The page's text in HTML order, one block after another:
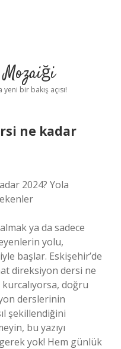
bir bakış açısı!
ne kadar
2024? Yola
ya da sadece
yolu,
başlar. Eskişehir’de
direksiyon dersi ne
kurcalıyorsa, doğru
derslerinin
şekillendiğini
bu yazıyı
yok! Hem günlük